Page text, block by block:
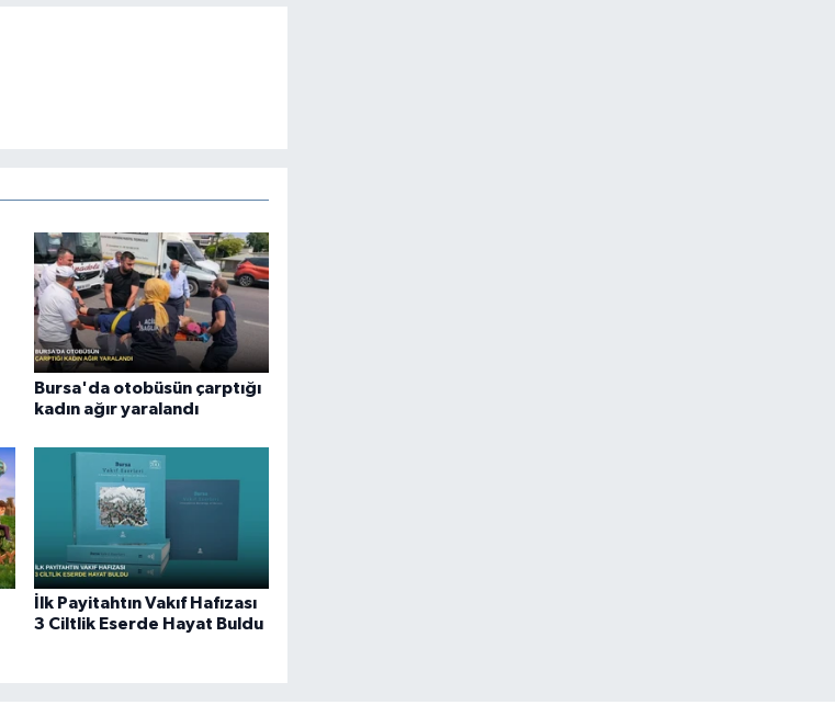
Bursa'da otobüsün çarptığı
kadın ağır yaralandı
İlk Payitahtın Vakıf Hafızası
3 Ciltlik Eserde Hayat Buldu